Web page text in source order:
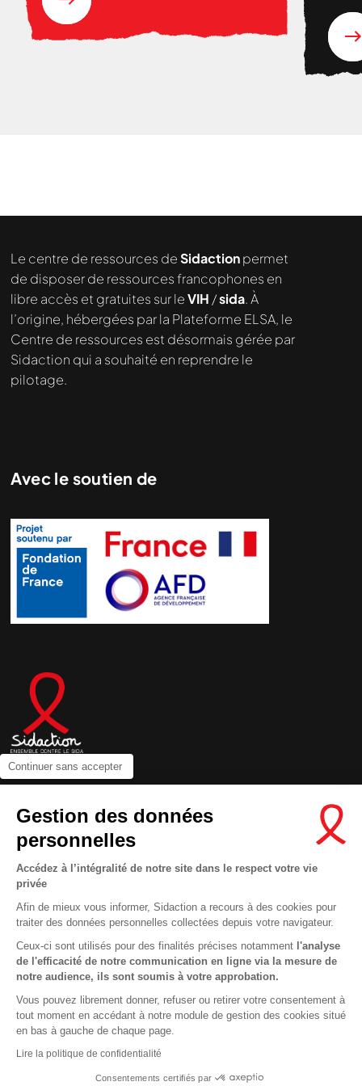
Continuer sans accepter
Gestion des données
personnelles
Accédez à l’intégralité de notre site dans le respect votre vie
privée
Afin de mieux vous informer, Sidaction a recours à des cookies pour
traiter des données personnelles collectées depuis votre navigateur.
Ceux-ci sont utilisés pour des finalités précises notamment l'analyse
de l'efficacité de notre communication en ligne via la mesure de
notre audience, ils sont soumis à votre approbation.
Vous pouvez librement donner, refuser ou retirer votre consentement à
tout moment en accédant à notre module de gestion des cookies situé
en bas à gauche de chaque page.
Lire la politique de confidentialité
Consentements certifiés par
Le centre de ressources deSidactionpermet
de disposer de ressources francophones en
libre accès et gratuites sur leVIH /sida. À
l’origine, hébergées par la Plateforme ELSA, le
Centre de ressources est désormais gérée par
Sidaction qui a souhaité en reprendre le
pilotage.
Avec le soutien de
Newsletter
Nous suivre sur les réseaux :
MENTIONS LÉGALES
CONDITIONS D’UTILISATION ET PROTECTION DES DONNÉES
COOKIES
This site uses cookies and gives you control over what you want to
En savoir plus